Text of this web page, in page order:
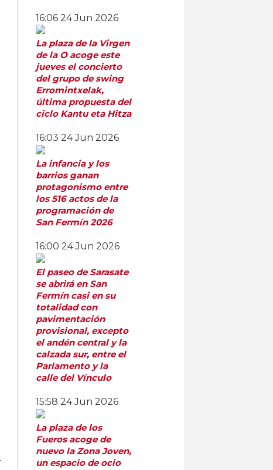
16:06 24 Jun 2026
La plaza de la Virgen
de la O acoge este
jueves el concierto
del grupo de swing
Erromintxelak,
última propuesta del
ciclo Kantu eta Hitza
16:03 24 Jun 2026
La infancia y los
barrios ganan
protagonismo entre
los 516 actos de la
programación de
San Fermín 2026
16:00 24 Jun 2026
El paseo de Sarasate
se abrirá en San
Fermín casi en su
totalidad con
pavimentación
provisional, excepto
el andén central y la
calzada sur, entre el
Parlamento y la
calle del Vínculo
15:58 24 Jun 2026
La plaza de los
Fueros acoge de
nuevo la Zona Joven,
un espacio de ocio